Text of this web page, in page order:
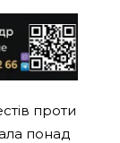
проти
понад